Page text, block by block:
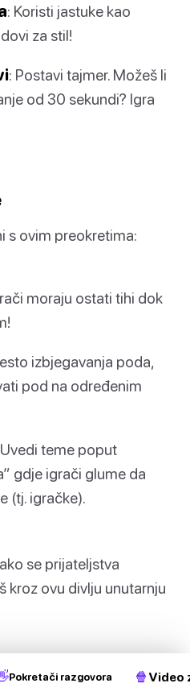
: Koristi jastuke kao
za stil!
: Postavi tajmer. Možeš li
od 30 sekundi? Igra
s ovim preokretima:
moraju ostati tihi dok
izbjegavanja poda,
pod na određenim
teme poput
gdje igrači glume da
(tj. igračke).
se prijateljstva
kroz ovu divlju unutarnju
Pokretači razgovora 🍿 Video